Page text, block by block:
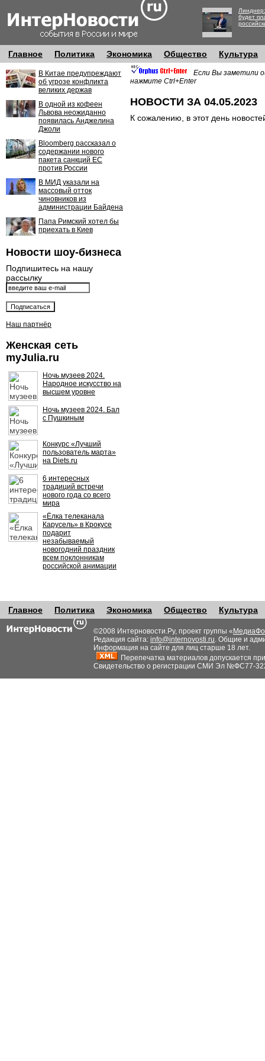
будет
Главное Политика Экономика Общество Культура
В Китае предупреждают
об угрозе конфликта
великих держав
В одной из кофеен
Львова неожиданно
появилась Анджелина
Джоли
Bloomberg рассказал о
содержании нового
пакета санкций ЕС
против России
В МИД указали на
массовый отток
чиновников из
администрации Байдена
Папа Римский хотел бы
приехать в Киев
Новости шоу-бизнеса
Подпишитесь на нашу
рассылку
Наш партнёр
Женская сеть
myJulia.ru
Ночь музеев 2024.
Народное искусство на
высшем уровне
Ночь музеев 2024. Бал
с Пушкиным
Конкурс «Лучший
пользователь марта»
на Diets.ru
6 интересных
традиций встречи
нового года со всего
мира
«Ёлка телеканала
Карусель» в Крокусе
подарит
незабываемый
новогодний праздник
всем поклонникам
российской анимации
Если Вы заметили
нажмите Ctrl+Enter
НОВОСТИ ЗА 04.05.2023
К сожалению, в этот день
Главное Политика Экономика Общество Культура
©2008 Интерновости.Ру, проект группы «
Редакция сайта: info@internovosti.ru. Общие и
Информация на сайте для лиц старше 18 лет.
Перепечатка материалов допускается
Свидетельство о регистрации СМИ Эл №ФС77-